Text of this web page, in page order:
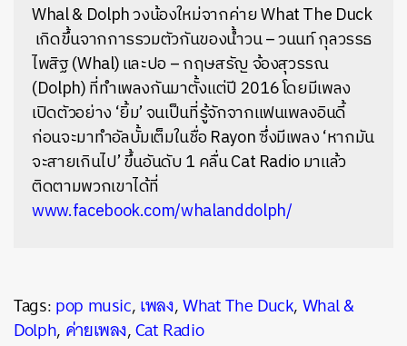
Whal & Dolph วงน้องใหม่จากค่ายWhat The Duck
เกิดขึ้นจากการรวมตัวกันของน้ำวน – วนนท์ กุลวรรธ
ไพสิฐ (Whal) และปอ – กฤษสรัญ จ้องสุวรรณ
(Dolph) ที่ทำเพลงกันมาตั้งแต่ปี 2016 โดยมีเพลง
เปิดตัวอย่าง ‘ยิ้ม’ จนเป็นที่รู้จักจากแฟนเพลงอินดี้
ก่อนจะมาทำอัลบั้มเต็มในชื่อ Rayon ซึ่งมีเพลง ‘หากมัน
จะสายเกินไป’ ขึ้นอันดับ 1 คลื่น Cat Radio มาแล้ว
ติดตามพวกเขาได้ที่
www.facebook.com/whalanddolph/
Tags:pop music,เพลง,What The Duck,Whal &
Dolph, ค่ายเพลง,Cat Radio